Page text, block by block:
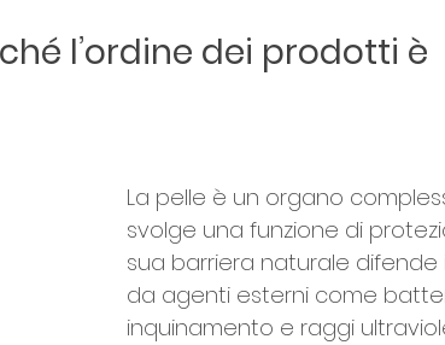
l’ordine dei prodotti è
La pelle è un organo
svolge una funzione di
sua barriera naturale difende
da agenti esterni come
inquinamento e raggi